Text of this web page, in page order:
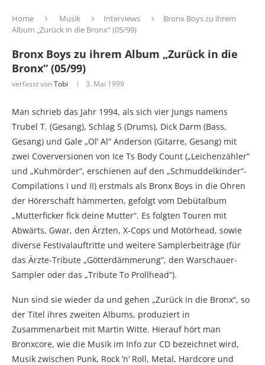
Home Musik Interviews
Bronx Boys zu ihrem
Album „Zurück in die Bronx“ (05/99)
Bronx Boys zu ihrem Album „Zurück in die
Bronx“ (05/99)
verfasst vonTobi 3. Mai 1999
Man schrieb das Jahr 1994, als sich vier Jungs namens
Trubel T. (Gesang), Schlag 5 (Drums), Dick Darm (Bass,
Gesang) und Gale „Ol‘ Al“ Anderson (Gitarre, Gesang) mit
zwei Coverversionen von Ice Ts Body Count („Leichenzähler“
und „Kuhmörder“, erschienen auf den „Schmuddelkinder“-
Compilations I und II) erstmals als Bronx Boys in die Ohren
der Hörerschaft hämmerten, gefolgt vom Debütalbum
„Mutterficker fick deine Mutter“. Es folgten Touren mit
Abwärts, Gwar, den Ärzten, X-Cops und Motörhead, sowie
diverse Festivalauftritte und weitere Samplerbeiträge (für
das Ärzte-Tribute „Götterdämmerung“, den Warschauer-
Sampler oder das „Tribute To Prollhead“).
Nun sind sie wieder da und gehen „Zurück in die Bronx“, so
der Titel ihres zweiten Albums, produziert in
Zusammenarbeit mit Martin Witte. Hierauf hört man
Bronxcore, wie die Musik im Info zur CD bezeichnet wird,
Musik zwischen Punk, Rock ’n‘ Roll, Metal, Hardcore und